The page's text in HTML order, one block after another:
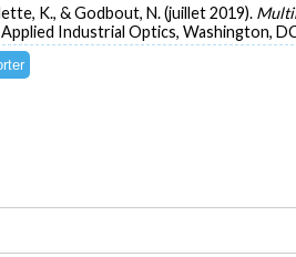
K., & Godbout, N. (juillet 2019).
Industrial Optics, Washington,